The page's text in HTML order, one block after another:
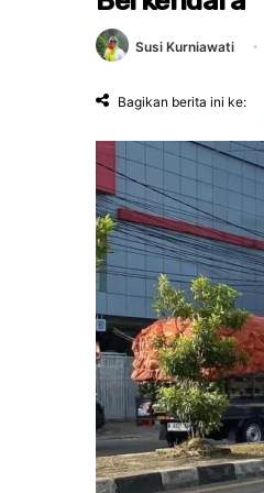
Susi Kurniawati
Bagikan berita ini ke: